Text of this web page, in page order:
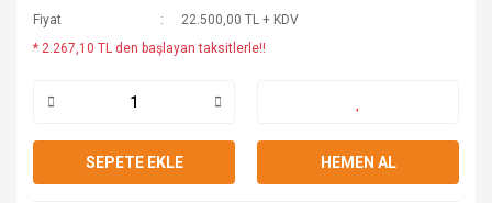
Fiyat
22.500,00 TL + KDV
* 2.267,10 TL den başlayan taksitlerle!!
SEPETE EKLE HEMEN AL